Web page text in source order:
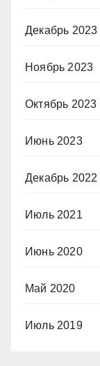
Декабрь 2023
Ноябрь 2023
Октябрь 2023
Июнь 2023
Декабрь 2022
Июль 2021
Июнь 2020
Май 2020
Июль 2019